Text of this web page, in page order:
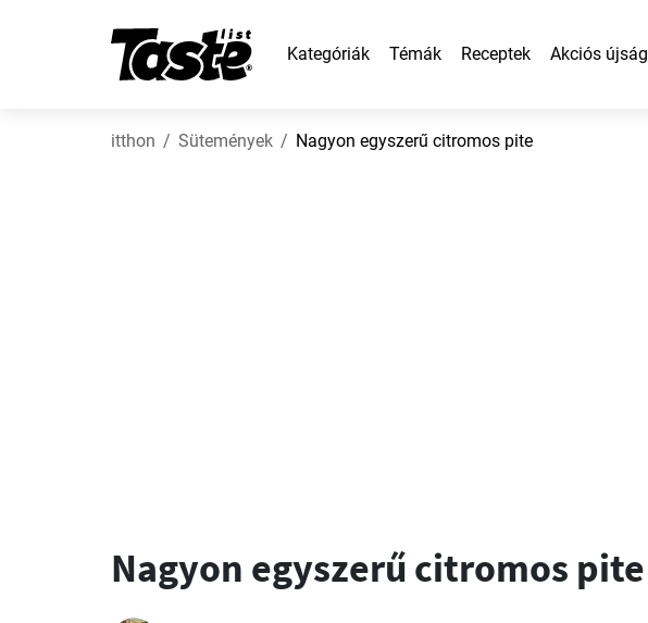
Kategóriák Témák Receptek Akciós újság
itthon Sütemények Nagyon egyszerű citromos pite
Nagyon egyszerű citromos pite